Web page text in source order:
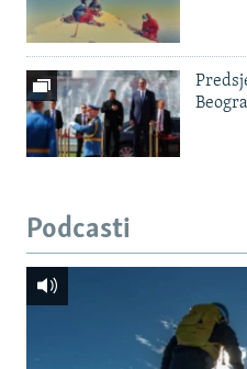
Podcasti